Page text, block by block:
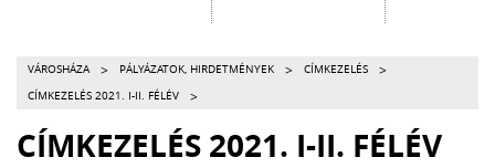
VÁROSHÁZA > PÁLYÁZATOK, HIRDETMÉNYEK > CÍMKEZELÉS >
CÍMKEZELÉS 2021. I-II. FÉLÉV >
CÍMKEZELÉS 2021. I-II. FÉLÉV